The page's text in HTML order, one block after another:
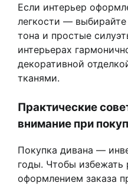
Если интерьер
легкости —
тона и простые
интерьерах
декоративной
тканями.
Практические
внимание при
Покупка дивана —
годы. Чтобы избежать
оформлением заказа